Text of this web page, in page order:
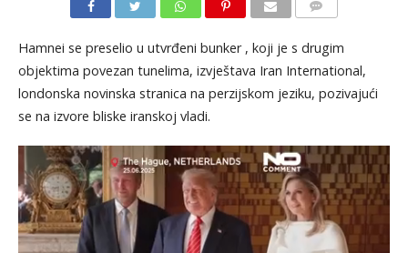
Hamnei se preselio u utvrđeni bunker , koji je s drugim
objektima povezan tunelima, izvještava Iran International,
londonska novinska stranica na perzijskom jeziku, pozivajući
se na izvore bliske iranskoj vladi.